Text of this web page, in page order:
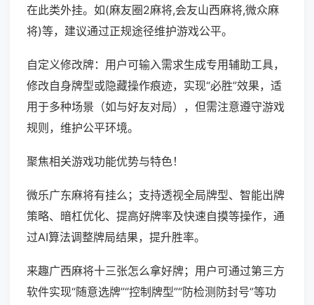
在此类外挂。如(麻友圈2麻将,会友山西麻将,微众麻
将)等，建议通过正规途径维护游戏公平。
自定义修改牌：用户可输入需求生成专用辅助工具，
修改自身牌型或隐藏操作痕迹，实现“必胜”效果，适
用于多种场景（如与好友对局），但需注意遵守游戏
规则，维护公平环境。
聚焦相关游戏功能优势与特色！
微乐广东麻将有挂么；支持透视全局牌型、智能出牌
策略、暗杠优化、提高好牌率及快速自摸等操作，通
过AI算法调整牌局结果，提升胜率。
来趣广西麻将十三张怎么拿好牌；用户可通过第三方
软件实现“随意选牌”“控制牌型”“防检测防封号”等功